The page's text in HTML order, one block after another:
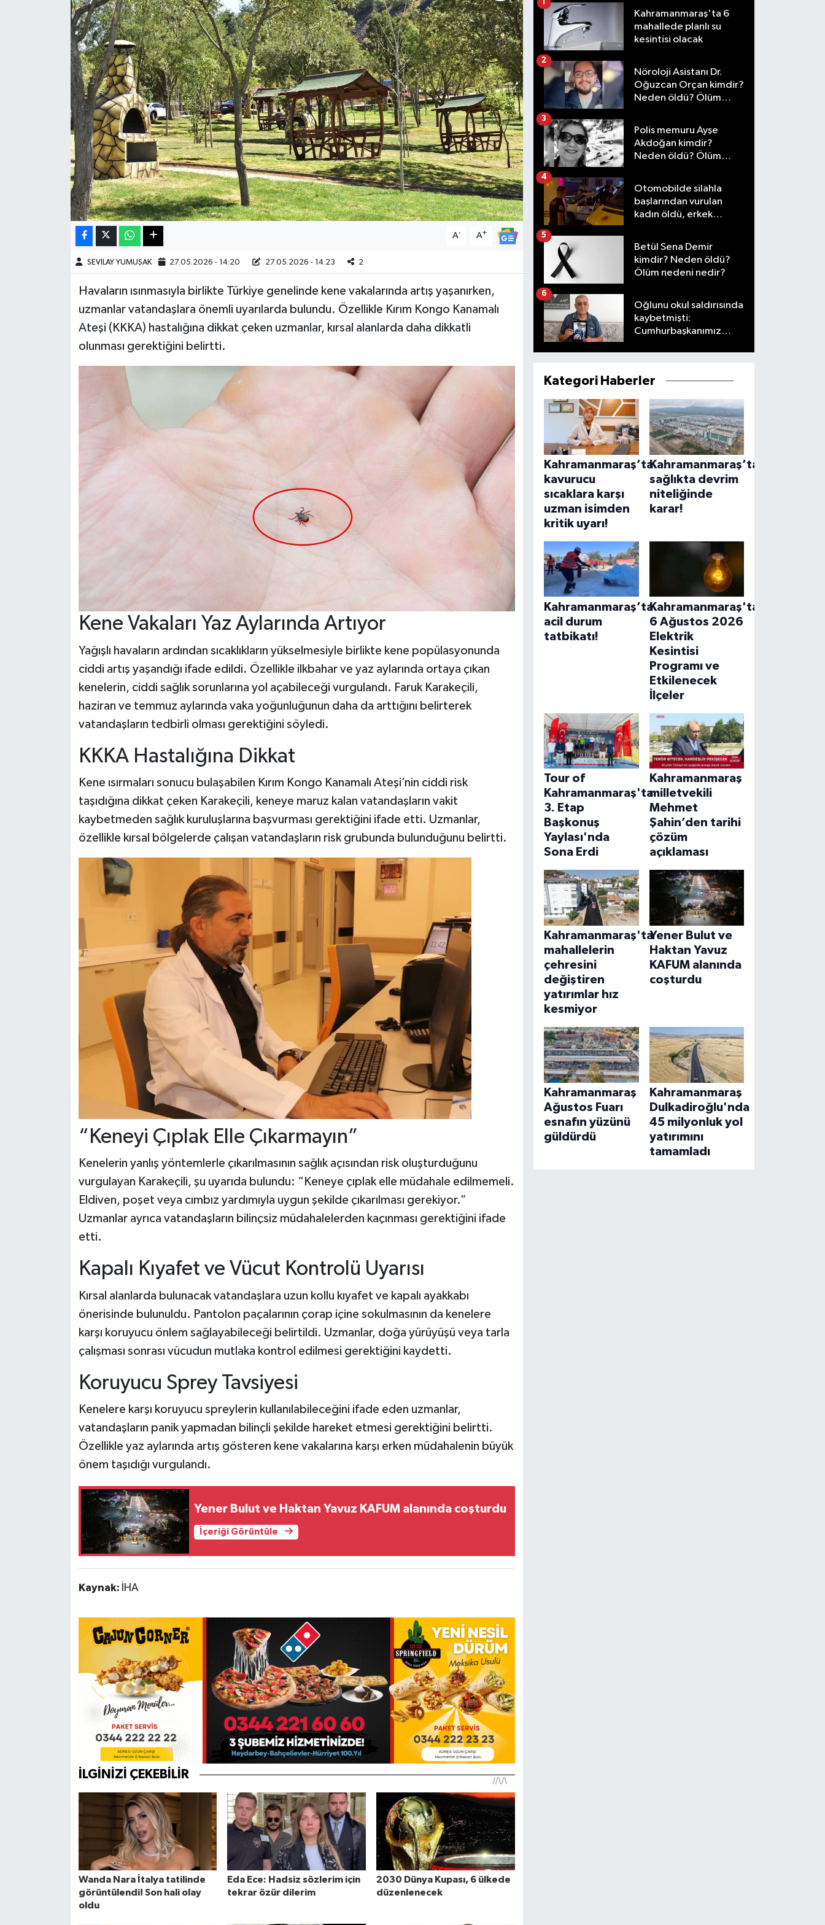
A- A+
SEVİLAY YUMUŞAK 27.05.2026 - 14:20 27.05.2026 - 14:23 2
Havaların ısınmasıyla birlikte Türkiye genelinde kene vakalarında artış yaşanırken,
uzmanlar vatandaşlara önemli uyarılarda bulundu. Özellikle Kırım Kongo Kanamalı
Ateşi (KKKA) hastalığına dikkat çeken uzmanlar, kırsal alanlarda daha dikkatli
olunması gerektiğini belirtti.
Kene Vakaları Yaz Aylarında Artıyor
Yağışlı havaların ardından sıcaklıkların yükselmesiyle birlikte kene popülasyonunda
ciddi artış yaşandığı ifade edildi. Özellikle ilkbahar ve yaz aylarında ortaya çıkan
kenelerin, ciddi sağlık sorunlarına yol açabileceği vurgulandı. Faruk Karakeçili,
haziran ve temmuz aylarında vaka yoğunluğunun daha da arttığını belirterek
vatandaşların tedbirli olması gerektiğini söyledi.
KKKA Hastalığına Dikkat
Kene ısırmaları sonucu bulaşabilen Kırım Kongo Kanamalı Ateşi’nin ciddi risk
taşıdığına dikkat çeken Karakeçili, keneye maruz kalan vatandaşların vakit
kaybetmeden sağlık kuruluşlarına başvurması gerektiğini ifade etti. Uzmanlar,
özellikle kırsal bölgelerde çalışan vatandaşların risk grubunda bulunduğunu belirtti.
“Keneyi Çıplak Elle Çıkarmayın”
Kenelerin yanlış yöntemlerle çıkarılmasının sağlık açısından risk oluşturduğunu
vurgulayan Karakeçili, şu uyarıda bulundu: “Keneye çıplak elle müdahale edilmemeli.
Eldiven, poşet veya cımbız yardımıyla uygun şekilde çıkarılması gerekiyor.”
Uzmanlar ayrıca vatandaşların bilinçsiz müdahalelerden kaçınması gerektiğini ifade
etti.
Kapalı Kıyafet ve Vücut Kontrolü Uyarısı
Kırsal alanlarda bulunacak vatandaşlara uzun kollu kıyafet ve kapalı ayakkabı
önerisinde bulunuldu. Pantolon paçalarının çorap içine sokulmasının da kenelere
karşı koruyucu önlem sağlayabileceği belirtildi. Uzmanlar, doğa yürüyüşü veya tarla
çalışması sonrası vücudun mutlaka kontrol edilmesi gerektiğini kaydetti.
Koruyucu Sprey Tavsiyesi
Kenelere karşı koruyucu spreylerin kullanılabileceğini ifade eden uzmanlar,
vatandaşların panik yapmadan bilinçli şekilde hareket etmesi gerektiğini belirtti.
Özellikle yaz aylarında artış gösteren kene vakalarına karşı erken müdahalenin büyük
önem taşıdığı vurgulandı.
Yener Bulut ve Haktan Yavuz KAFUM alanında coşturdu
İçeriği Görüntüle
Kaynak: İHA
Kahramanmaraş'ta 6
mahallede planlı su
kesintisi olacak
1
Nöroloji Asistanı Dr.
Oğuzcan Orçan kimdir?
Neden öldü? Ölüm
2
Polis memuru Ayşe
Akdoğan kimdir?
Neden öldü? Ölüm
3
Otomobilde silahla
başlarından vurulan
kadın öldü, erkek
4
Betül Sena Demir
kimdir? Neden öldü?
Ölüm nedeni nedir?
5
Oğlunu okul saldırısında
kaybetmişti:
Cumhurbaşkanımız
6
Kategori Haberler
Kahramanmaraş’ta
kavurucu
sıcaklara karşı
uzman isimden
kritik uyarı!
Kahramanmaraş’ta
sağlıkta devrim
niteliğinde
karar!
Kahramanmaraş’ta
acil durum
tatbikatı!
Kahramanmaraş'ta
6 Ağustos 2026
Elektrik
Kesintisi
Programı ve
Etkilenecek
İlçeler
Tour of
Kahramanmaraş'ta
3. Etap
Başkonuş
Yaylası'nda
Sona Erdi
Kahramanmaraş
milletvekili
Mehmet
Şahin’den tarihi
çözüm
açıklaması
Kahramanmaraş'ta
mahallelerin
çehresini
değiştiren
yatırımlar hız
kesmiyor
Yener Bulut ve
Haktan Yavuz
KAFUM alanında
coşturdu
Kahramanmaraş
Ağustos Fuarı
esnafın yüzünü
güldürdü
Kahramanmaraş
Dulkadiroğlu'nda
45 milyonluk yol
yatırımını
tamamladı
Haberde İnsan
Kültür Sanat
Magazin
Manşet Altı
Manşetler
Resmi İlan
SürManşet
KAHRAMANMARAŞ